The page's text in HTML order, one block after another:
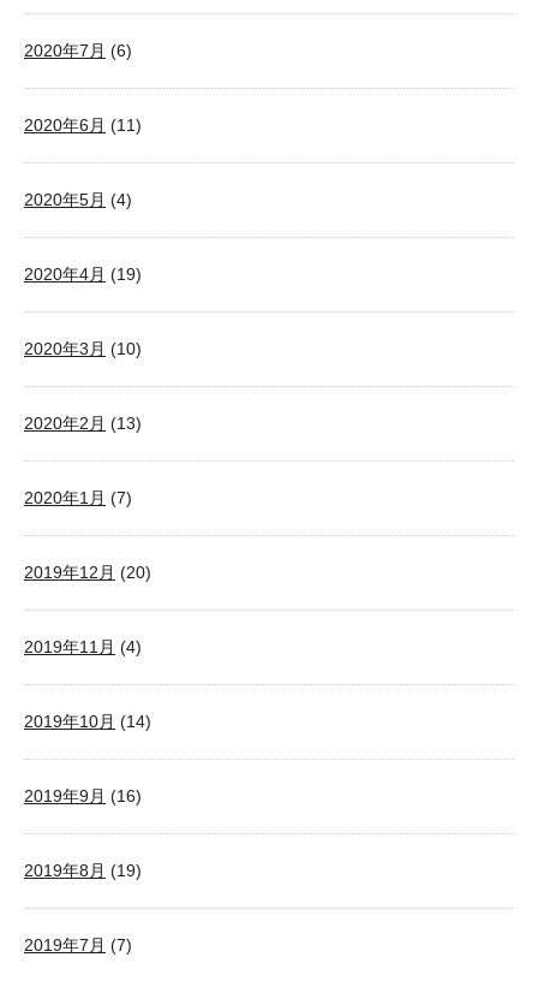
2020年7月 (6)
2020年6月 (11)
2020年5月 (4)
2020年4月 (19)
2020年3月 (10)
2020年2月 (13)
2020年1月 (7)
2019年12月 (20)
2019年11月 (4)
2019年10月 (14)
2019年9月 (16)
2019年8月 (19)
2019年7月 (7)